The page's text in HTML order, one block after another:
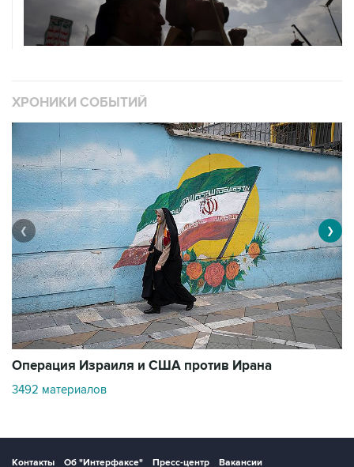
ХРОНИКИ СОБЫТИЙ
Операция Израиля и США против Ирана
3492 материалов
❮ ❯
Контакты Об "Интерфаксе" Пресс-центр
Вакансии